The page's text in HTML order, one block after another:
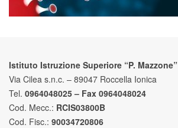
Istituto Istruzione Superiore “P. Mazzone”
Via Cilea s.n.c. – 89047 Roccella Ionica
Tel. 0964048025 – Fax 0964048024
Cod. Mecc.: RCIS03800B
Cod. Fisc.: 90034720806